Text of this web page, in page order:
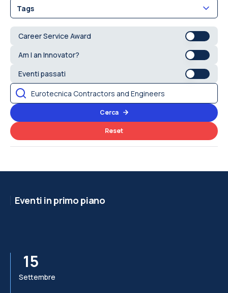
Tags
Career Service Award
Am I an Innovator?
Eventi passati
Cerca
Reset
Eventi in primo piano
15
Settembre